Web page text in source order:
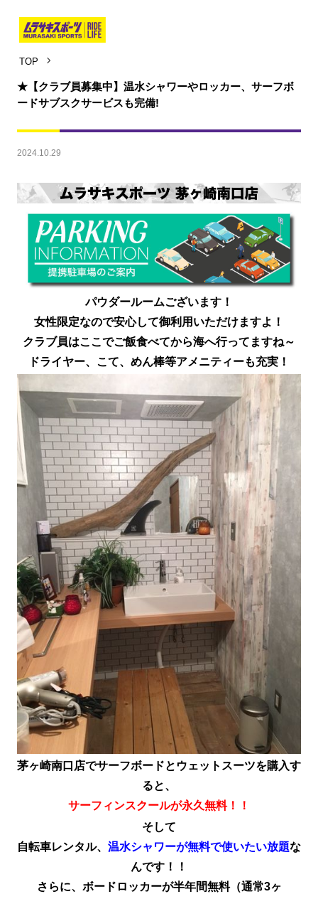
TOP
2024.10.29
★【クラブ員募集中】温水シャワーやロッカー、サーフボ
ードサブスクサービスも完備!
パウダールームございます！
女性限定なので安心して御利用いただけますよ！
クラブ員はここでご飯食べてから海へ行ってますね～
ドライヤー、こて、めん棒等アメニティーも充実！
茅ヶ崎南口店でサーフボードとウェットスーツを購入す
ると、
サーフィンスクールが永久無料！！
そして
自転車レンタル、 温水シャワーが無料で使いたい放題な
んです！！
さらに、ボードロッカーが半年間無料（通常3ヶ